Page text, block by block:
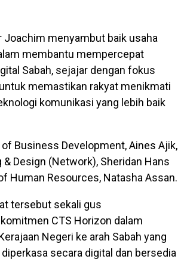
Joachim menyambut baik usaha
membantu mempercepat
Sabah, sejajar dengan fokus
memastikan rakyat menikmati
komunikasi yang lebih baik
Business Development, Aines Ajik,
& Design (Network), Sheridan Hans
Human Resources, Natasha Assan.
tersebut sekali gus
CTS Horizon dalam
Negeri ke arah Sabah yang
diperkasa secara digital dan bersedia